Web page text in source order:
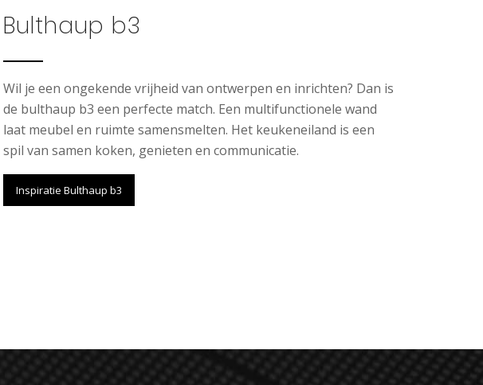
Bulthaup b3
Wil je een ongekende vrijheid van ontwerpen en inrichten? Dan is
de bulthaup b3 een perfecte match. Een multifunctionele wand
laat meubel en ruimte samensmelten. Het keukeneiland is een
spil van samen koken, genieten en communicatie.
Inspiratie Bulthaup b3